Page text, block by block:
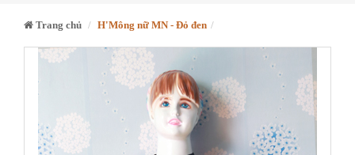
Trang chủ H'Mông nữ MN - Đỏ đen